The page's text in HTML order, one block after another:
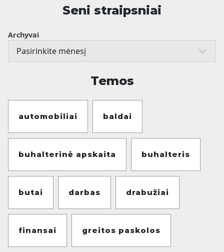
Seni straipsniai
Archyvai
Temos
automobiliai baldai
buhalterinė apskaita buhalteris
butai darbas drabužiai
finansai greitos paskolos